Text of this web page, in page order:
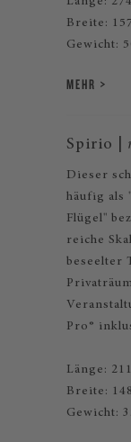
Breite:
Gewicht:
MEHR
Spirio |
Dieser
häufig als
Flügel"
reiche
beseelter
Pro®
Länge:
Breite:
Gewicht: